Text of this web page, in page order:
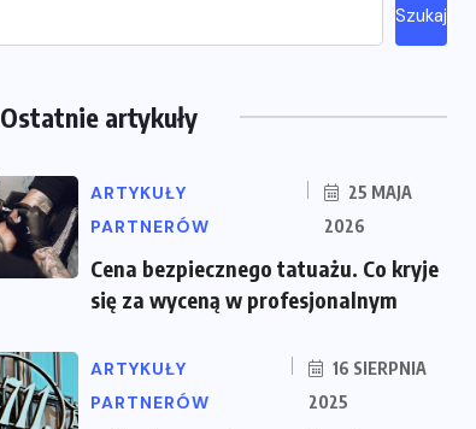
Szukaj
Ostatnie artykuły
ARTYKUŁY
PARTNERÓW
25 MAJA
2026
Cena bezpiecznego tatuażu. Co kryje
się za wyceną w profesjonalnym
ARTYKUŁY
PARTNERÓW
16 SIERPNIA
2025